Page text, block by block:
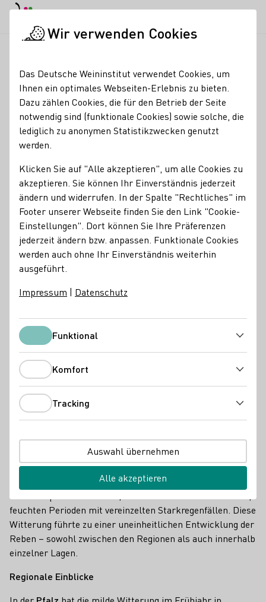
Unterschiedliche
Entwicklung der
Rebenblüte in den
Weinregionen
12.06.25
Die Rebenblüte zeigt sich in diesem Jahr in den deutschen
Anbaugebieten sehr unterschiedlich entwickelt.
DWI Aktuell
Blühende Weinrebe im Mai
Die bisherige Vegetationsperiode war geprägt von einem
Wechselspiel aus warmen, trockenen Phasen und kühlen,
feuchten Perioden mit vereinzelten Starkregenfällen. Diese
Witterung führte zu einer uneinheitlichen Entwicklung der
Reben – sowohl zwischen den Regionen als auch innerhalb
einzelner Lagen.
Regionale Einblicke
Wir verwenden Cookies
Das Deutsche Weininstitut verwendet Cookies, um
Ihnen ein optimales Webseiten-Erlebnis zu bieten.
Dazu zählen Cookies, die für den Betrieb der Seite
notwendig sind (funktionale Cookies) sowie solche, die
lediglich zu anonymen Statistikzwecken genutzt
werden.
Klicken Sie auf "Alle akzeptieren", um alle Cookies zu
akzeptieren. Sie können Ihr Einverständnis jederzeit
ändern und widerrufen. In der Spalte "Rechtliches" im
Footer unserer Webseite finden Sie den Link "Cookie-
Einstellungen". Dort können Sie Ihre Präferenzen
jederzeit ändern bzw. anpassen. Funktionale Cookies
werden auch ohne Ihr Einverständnis weiterhin
ausgeführt.
Impressum | Datenschutz
FunktionalFunktional
Komfort
Tracking
Auswahl übernehmen
Alle akzeptieren